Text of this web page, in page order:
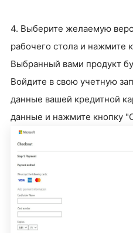
4. Выберите желаемую
рабочего стола и нажмите
Выбранный вами продукт
Войдите в свою учетную
данные вашей кредитной
данные и нажмите кнопку